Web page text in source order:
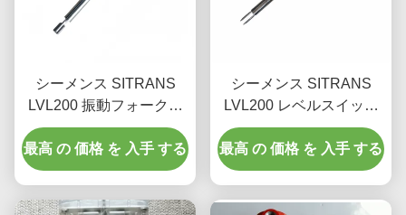
シーメンス SITRANS
LVL200 振動フォークレ
ベルスイッチ、プローブ
長280mm、リレー出力、
耐圧64 bar
最高 の 価格 を 入手 する
シーメンス SITRANS
LVL200 レベルスイッチ
モデル 7ML5747-2AA14-
1AA0-Z-Y01
最高 の 価格 を 入手 する